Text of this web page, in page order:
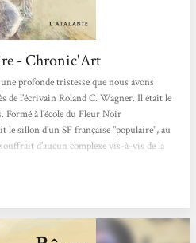
- Chronic'Art
profonde tristesse que nous avons
de l'écrivain Roland C. Wagner. Il était le
à l'école du Fleur Noir
sillon d'un SF française "populaire", au
d'aucun complexe vis-à-vis de la
de romans et de traductions en